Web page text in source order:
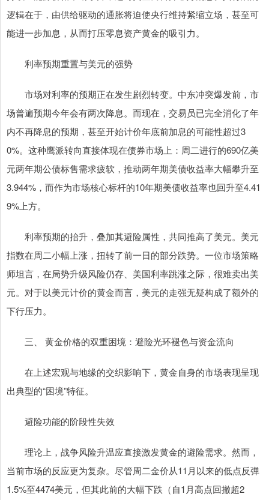
逻辑在于，由供给驱动的通胀将迫使央行维持紧缩立场，甚至可
能进一步加息，从而打压零息资产黄金的吸引力。
利率预期重置与美元的强势
市场对利率的预期正在发生剧烈转变。中东冲突爆发前，市
场普遍预期今年会有两次降息。而现在，交易员已完全消化了年
内不再降息的预期，甚至开始计价年底前加息的可能性超过3
0%。这种鹰派转向直接体现在债券市场上：周二进行的690亿美
元两年期公债标售需求疲软，推动两年期美债收益率大幅攀升至
3.944%，而作为市场核心标杆的10年期美债收益率也回升至4.41
9%上方。
利率预期的抬升，叠加其避险属性，共同推高了美元。美元
指数在周二小幅上涨，扭转了前一日的部分跌势。一位市场策略
师坦言，在局势升级风险仍存、美国利率跳涨之际，很难卖出美
元。对于以美元计价的黄金而言，美元的走强无疑构成了额外的
下行压力。
三、 黄金价格的双重困境：避险光环褪色与资金流向
在上述宏观与地缘的交织影响下，黄金自身的市场表现呈现
出典型的“困境”特征。
避险功能的阶段性失效
理论上，战争风险升温应直接激发黄金的避险需求。然而，
当前市场的反应更为复杂。尽管周二金价从11月以来的低点反弹
1.5%至4474美元，但其此前的大幅下跌（自1月高点回撤超2